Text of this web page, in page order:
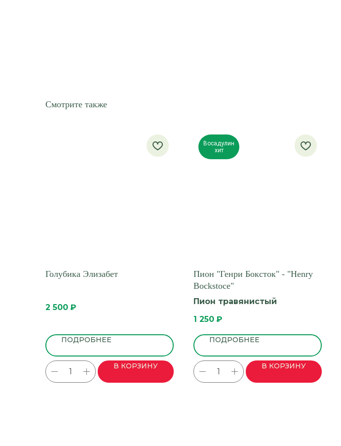
Смотрите также
Голубика Элизабет
2 500 ₽
ПОДРОБНЕЕ
В КОРЗИНУ
Восадулин
хит
Пион "Генри Боксток" - "Henry
Bockstoce"
Пион травянистый
1 250 ₽
ПОДРОБНЕЕ
В КОРЗИНУ